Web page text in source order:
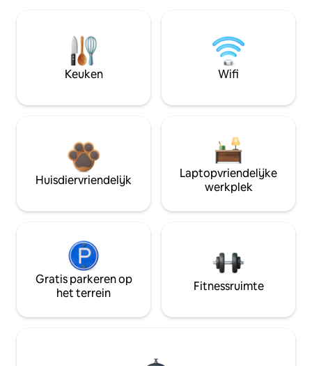
Keuken Wifi
Huisdiervriendelijk
Laptopvriendelijke
werkplek
Gratis parkeren op
het terrein
Fitnessruimte